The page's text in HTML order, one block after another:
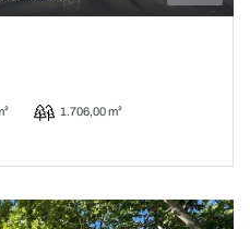
1.706,00 m²